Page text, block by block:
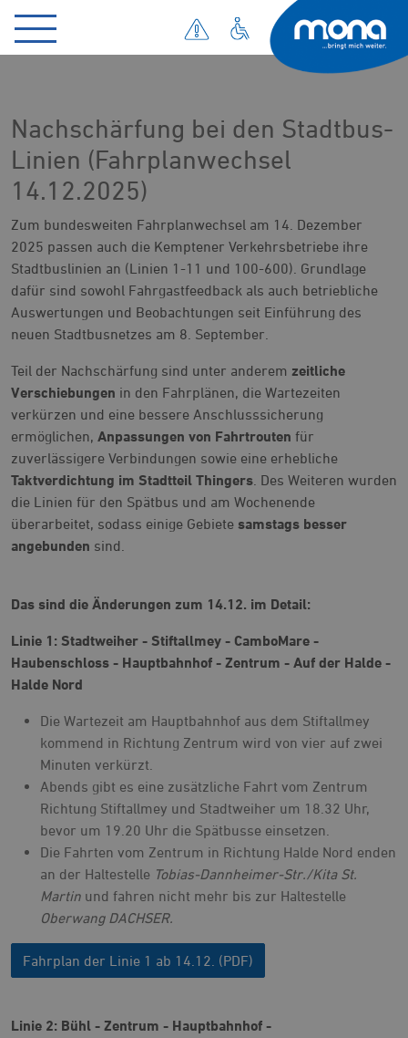
Nachschärfung bei den Stadtbus-
Linien (Fahrplanwechsel
14.12.2025)
Zum bundesweiten Fahrplanwechsel am 14. Dezember
2025 passen auch die Kemptener Verkehrsbetriebe ihre
Stadtbuslinien an (Linien 1-11 und 100-600). Grundlage
dafür sind sowohl Fahrgastfeedback als auch betriebliche
Auswertungen und Beobachtungen seit Einführung des
neuen Stadtbusnetzes am 8. September.
Teil der Nachschärfung sind unter anderem zeitliche
Verschiebungen in den Fahrplänen, die Wartezeiten
verkürzen und eine bessere Anschlusssicherung
ermöglichen, Anpassungen von Fahrtrouten für
zuverlässigere Verbindungen sowie eine erhebliche
Taktverdichtung im Stadtteil Thingers . Des Weiteren wurden
die Linien für den Spätbus und am Wochenende
überarbeitet, sodass einige Gebiete samstags besser
angebunden sind.
Das sind die Änderungen zum 14.12. im Detail:
Linie 1: Stadtweiher - Stiftallmey - CamboMare -
Haubenschloss - Hauptbahnhof - Zentrum - Auf der Halde -
Halde Nord
Die Wartezeit am Hauptbahnhof aus dem Stiftallmey
kommend in Richtung Zentrum wird von vier auf zwei
Minuten verkürzt.
Abends gibt es eine zusätzliche Fahrt vom Zentrum
Richtung Stiftallmey und Stadtweiher um 18.32 Uhr,
bevor um 19.20 Uhr die Spätbusse einsetzen.
Die Fahrten vom Zentrum in Richtung Halde Nord enden
an der Haltestelle Tobias-Dannheimer-Str./Kita St.
Martin und fahren nicht mehr bis zur Haltestelle
Oberwang DACHSER.
Fahrplan der Linie 1 ab 14.12. (PDF)
Linie 2: Bühl - Zentrum - Hauptbahnhof -